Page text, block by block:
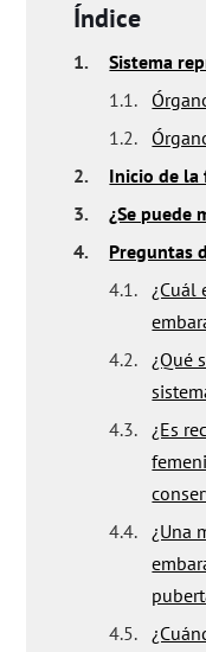
Índice
1.
Sistema
1.1.
1.2.
2.
Inicio de
3.
¿Se puede
4.
Preguntas
4.1.
¿Cuál
4.2.
¿Qué
4.3.
¿Es
4.4.
¿Una
4.5.